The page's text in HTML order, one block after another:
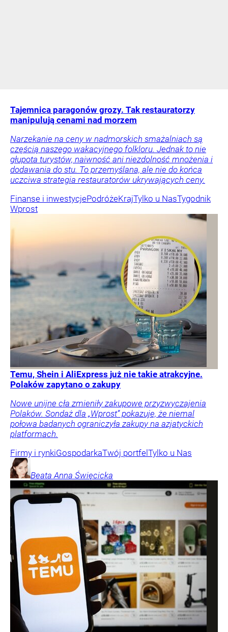
Tajemnica paragonów grozy. Tak restauratorzy
manipulują cenami nad morzem
Narzekanie na ceny w nadmorskich smażalniach są
częścią naszego wakacyjnego folkloru. Jednak to nie
głupota turystów, naiwność ani niezdolność mnożenia i
dodawania do stu. To przemyślana, ale nie do końca
uczciwa strategia restauratorów ukrywających ceny.
Finanse i inwestycjePodróżeKrajTylko u NasTygodnik
Wprost
Temu, Shein i AliExpress już nie takie atrakcyjne.
Polaków zapytano o zakupy
Nowe unijne cła zmieniły zakupowe przyzwyczajenia
Polaków. Sondaż dla „Wprost” pokazuje, że niemal
połowa badanych ograniczyła zakupy na azjatyckich
platformach.
Firmy i rynkiGospodarkaTwój portfel Tylko u Nas
Beata Anna Święcicka